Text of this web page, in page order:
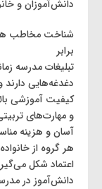
دانش‌آموزان و
شناخت مخاطب
برابر
تبلیغات مدرسه
دغدغه‌هایی
کیفیت آموزشی
و مهارت‌های
آسان و هزینه
هر گروه از
اعتماد شکل
دانش‌آموز در